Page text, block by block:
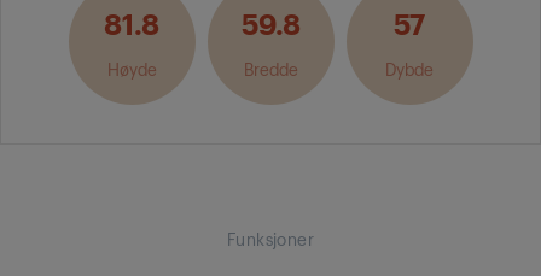
81.8
Høyde
59.8
Bredde
57
Dybde
Funksjoner